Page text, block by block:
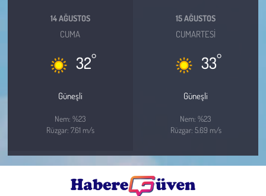
14 AĞUSTOS
CUMA
32°
Güneşli
Nem: %23
Rüzgar: 7.61 m/s
15 AĞUSTOS
CUMARTESI
33°
Güneşli
Nem: %23
Rüzgar: 5.69 m/s